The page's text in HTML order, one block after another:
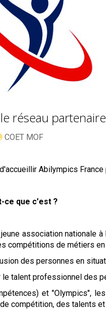
réseau
Publié
COET MOF
Abilympics
ce que c'est ?
association nationale
compétitions de métiers en
des personnes en
le talent professionnel des
et "Olympics",
compétition, des talents